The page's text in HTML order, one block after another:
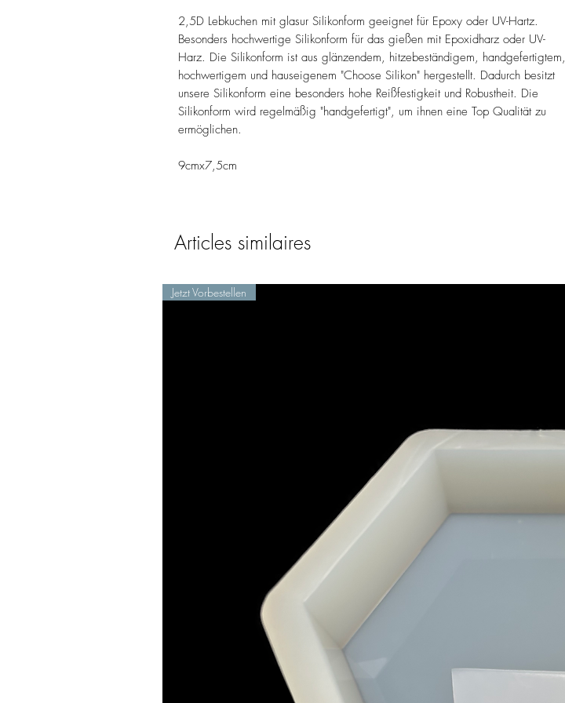
2,5D Lebkuchen mit glasur Silikonform geeignet für Epoxy oder UV-Hartz.
Besonders hochwertige Silikonform für das gießen mit Epoxidharz oder UV-
Harz. Die Silikonform ist aus glänzendem, hitzebeständigem, handgefertigtem,
hochwertigem und hauseigenem "Choose Silikon" hergestellt. Dadurch besitzt
unsere Silikonform eine besonders hohe Reißfestigkeit und Robustheit. Die
Silikonform wird regelmäßig "handgefertigt", um ihnen eine Top Qualität zu
ermöglichen.
9cmx7,5cm
Articles similaires
Jetzt Vorbestellen